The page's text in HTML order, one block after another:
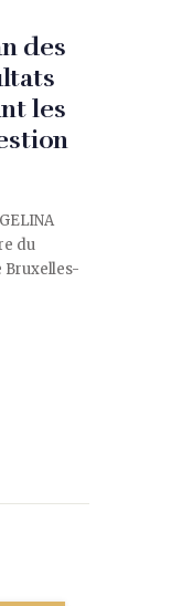
des
les
du
Bruxelles-